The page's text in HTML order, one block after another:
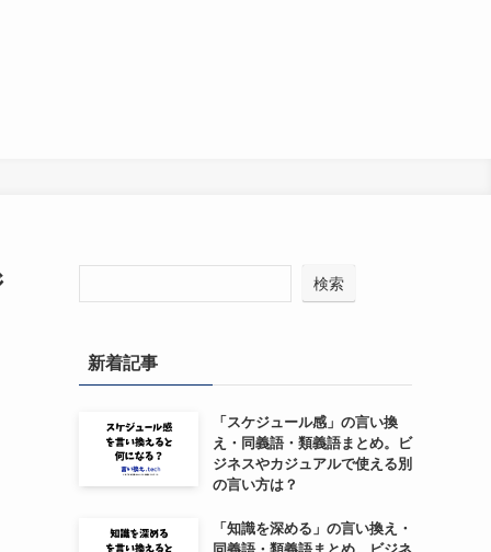
検索
新着記事
「スケジュール感」の言い換
え・同義語・類義語まとめ。ビ
ジネスやカジュアルで使える別
の言い方は？
「知識を深める」の言い換え・